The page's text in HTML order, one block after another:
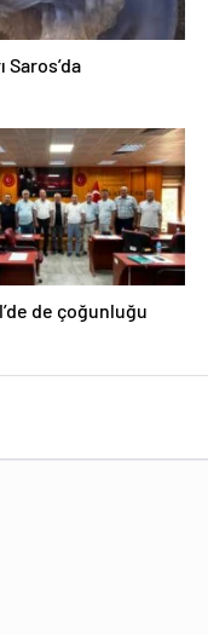
Saros’da
de çoğunluğu